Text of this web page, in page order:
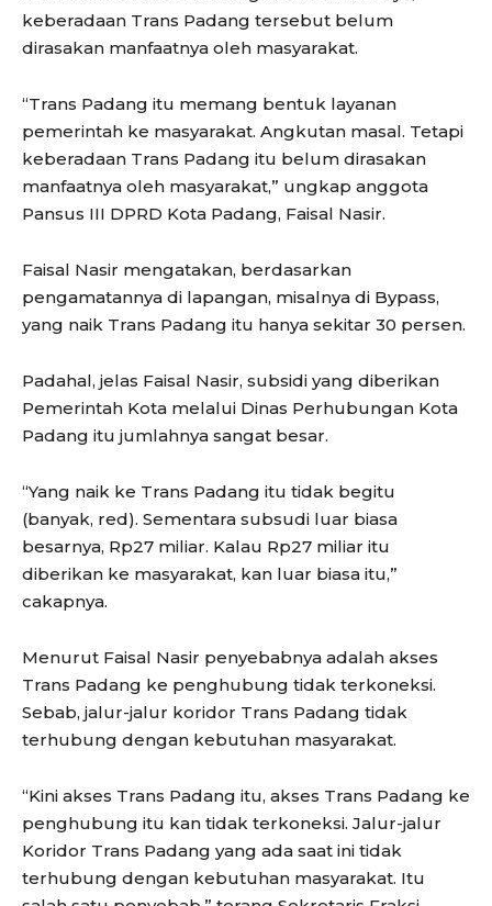
keberadaan Trans Padang tersebut belum
dirasakan manfaatnya oleh masyarakat.
“Trans Padang itu memang bentuk layanan
pemerintah ke masyarakat. Angkutan masal. Tetapi
keberadaan Trans Padang itu belum dirasakan
manfaatnya oleh masyarakat,” ungkap anggota
Pansus III DPRD Kota Padang, Faisal Nasir.
Faisal Nasir mengatakan, berdasarkan
pengamatannya di lapangan, misalnya di Bypass,
yang naik Trans Padang itu hanya sekitar 30 persen.
Padahal, jelas Faisal Nasir, subsidi yang diberikan
Pemerintah Kota melalui Dinas Perhubungan Kota
Padang itu jumlahnya sangat besar.
“Yang naik ke Trans Padang itu tidak begitu
(banyak, red). Sementara subsudi luar biasa
besarnya, Rp27 miliar. Kalau Rp27 miliar itu
diberikan ke masyarakat, kan luar biasa itu,”
cakapnya.
Menurut Faisal Nasir penyebabnya adalah akses
Trans Padang ke penghubung tidak terkoneksi.
Sebab, jalur-jalur koridor Trans Padang tidak
terhubung dengan kebutuhan masyarakat.
“Kini akses Trans Padang itu, akses Trans Padang ke
penghubung itu kan tidak terkoneksi. Jalur-jalur
Koridor Trans Padang yang ada saat ini tidak
terhubung dengan kebutuhan masyarakat. Itu